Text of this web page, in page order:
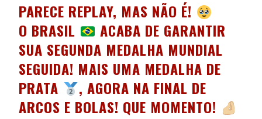
PARECE REPLAY, MAS NÃO É!
O BRASIL
ACABA DE GARANTIR
SUA SEGUNDA MEDALHA MUNDIAL
SEGUIDA! MAIS UMA MEDALHA DE
PRATA
, AGORA NA FINAL DE
ARCOS E BOLAS! QUE MOMENTO!